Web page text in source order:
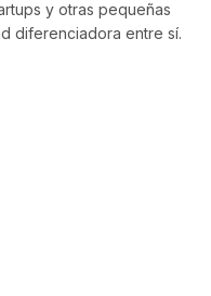
y otras pequeñas
diferenciadora entre sí.